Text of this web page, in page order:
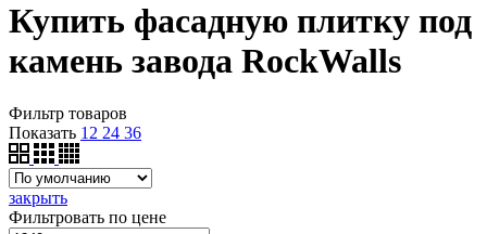
Купить фасадную плитку под
камень завода RockWalls
Фильтр товаров
Показать 12 24 36
закрыть
Фильтровать по цене